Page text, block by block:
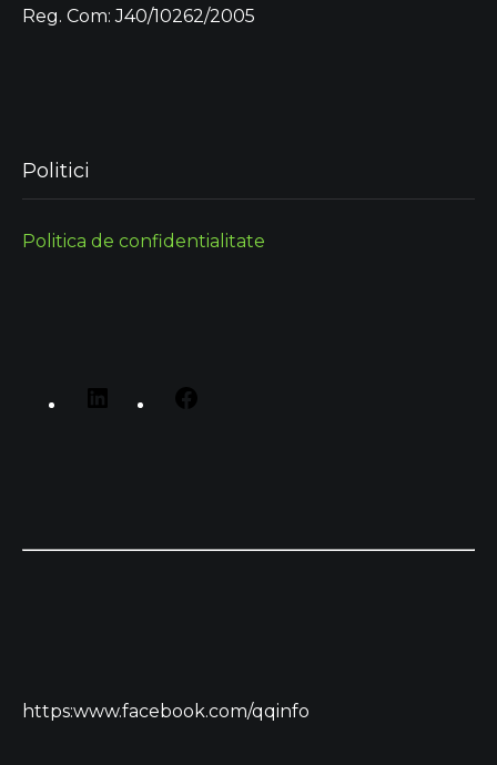
Reg. Com: J40/10262/2005
Politici
Politica de confidentialitate
https:www.facebook.com/qqinfo